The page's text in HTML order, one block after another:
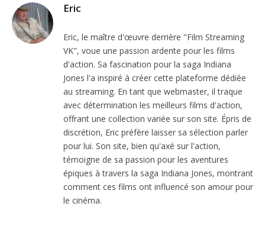
Eric
Eric, le maître d'œuvre derrière "Film Streaming
VK", voue une passion ardente pour les films
d'action. Sa fascination pour la saga Indiana
Jones l'a inspiré à créer cette plateforme dédiée
au streaming. En tant que webmaster, il traque
avec détermination les meilleurs films d'action,
offrant une collection variée sur son site. Épris de
discrétion, Eric préfère laisser sa sélection parler
pour lui. Son site, bien qu'axé sur l'action,
témoigne de sa passion pour les aventures
épiques à travers la saga Indiana Jones, montrant
comment ces films ont influencé son amour pour
le cinéma.